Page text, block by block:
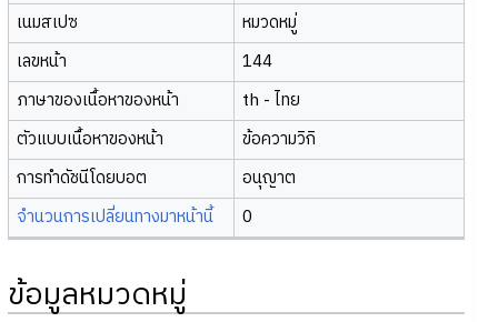
เนมสเปซ
หมวดหมู่
เลขหน้า
144
ภาษาของเนื้อหาของหน้า
th - ไทย
ตัวแบบเนื้อหาของหน้า
ข้อความวิกิ
การทำดัชนีโดยบอต
อนุญาต
จำนวนการเปลี่ยนทางมาหน้านี้
0
ข้อมูลหมวดหมู่